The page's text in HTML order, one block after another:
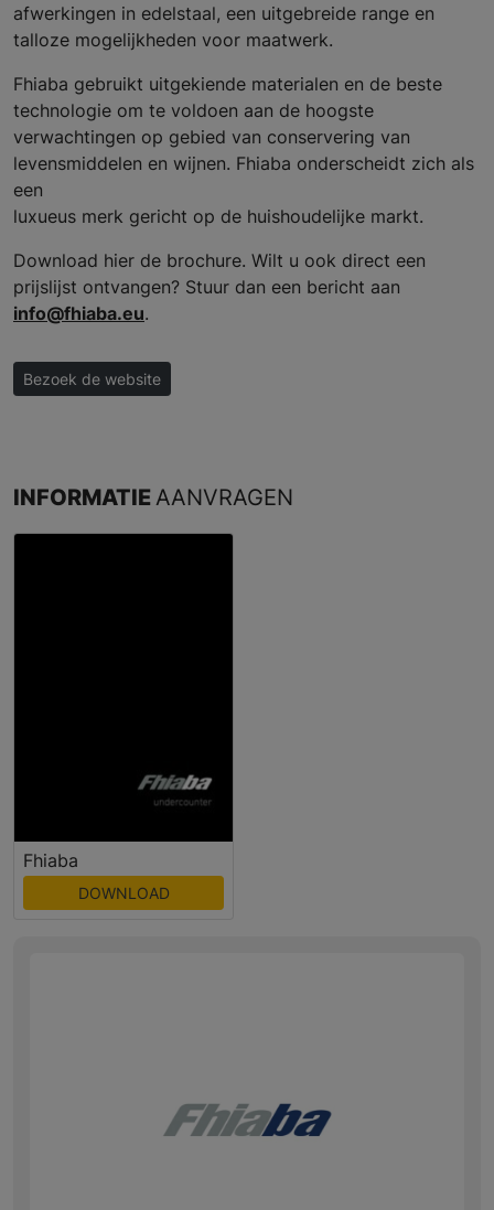
afwerkingen in edelstaal, een uitgebreide range en
talloze mogelijkheden voor maatwerk.
Fhiaba gebruikt uitgekiende materialen en de beste
technologie om te voldoen aan de hoogste
verwachtingen op gebied van conservering van
levensmiddelen en wijnen. Fhiaba onderscheidt zich als
een
luxueus merk gericht op de huishoudelijke markt.
Download hier de brochure. Wilt u ook direct een
prijslijst ontvangen? Stuur dan een bericht aan
info@fhiaba.eu.
Bezoek de website
INFORMATIE AANVRAGEN
Fhiaba
DOWNLOAD